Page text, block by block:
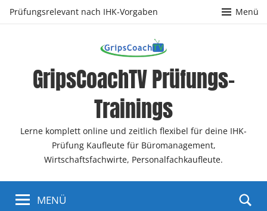
ZumPrüfungsrelevant nach IHK-Vorgaben Menü
GripsCoachTV Prüfungs-
Trainings
Lerne komplett online und zeitlich flexibel für deine IHK-
Prüfung Kaufleute für Büromanagement,
Wirtschaftsfachwirte, Personalfachkaufleute.
MENÜ